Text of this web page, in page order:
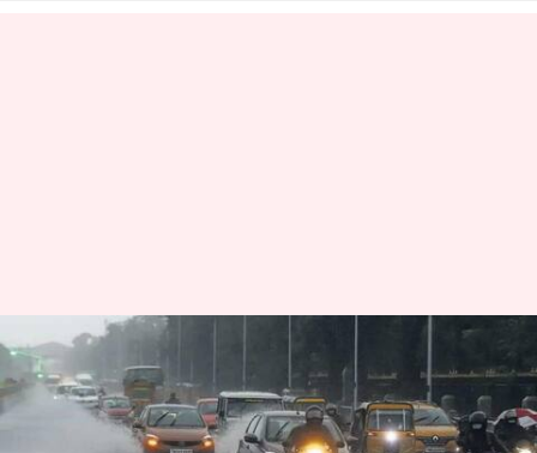
சென்னையில் சாலையில்
தேங்கிய மழைநீர் -
போக்குவரத்து பாதிப்பு